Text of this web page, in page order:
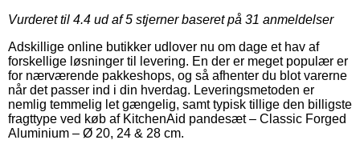
Vurderet til 4.4 ud af 5 stjerner baseret på 31 anmeldelser
Adskillige online butikker udlover nu om dage et hav af
forskellige løsninger til levering. En der er meget populær er
for nærværende pakkeshops, og så afhenter du blot varerne
når det passer ind i din hverdag. Leveringsmetoden er
nemlig temmelig let gængelig, samt typisk tillige den billigste
fragttype ved køb af KitchenAid pandesæt – Classic Forged
Aluminium – Ø 20, 24 & 28 cm.